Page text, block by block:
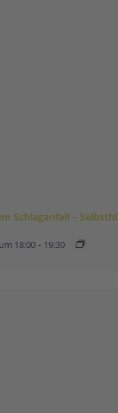
Schlaganfall –
18:00 - 19:30